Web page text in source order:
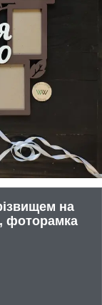
на
фоторамка